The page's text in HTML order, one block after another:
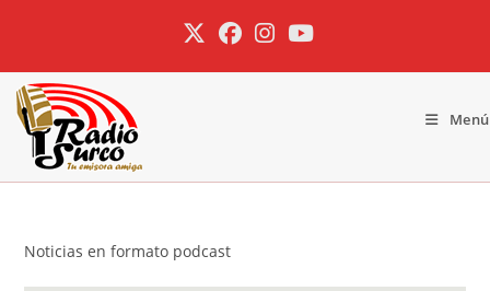
contenido
Menú
Noticias en formato podcast